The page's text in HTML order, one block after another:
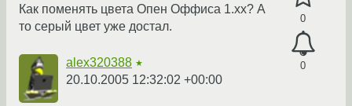
0
0
Как поменять цвета Опен Оффиса 1.хх? А
то серый цвет уже достал.
alex320388 ★
20.10.2005 12:32:02 +00:00